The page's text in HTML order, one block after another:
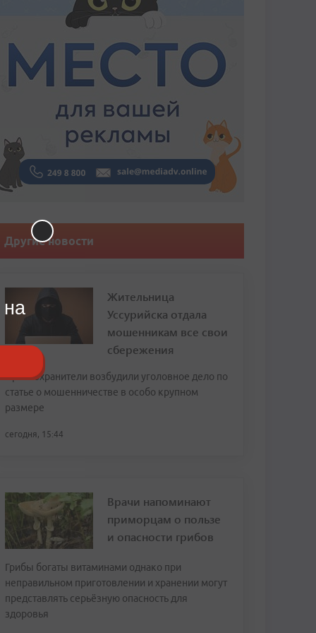
Другие новости
Жительница
Уссурийска отдала
мошенникам все свои
сбережения
Правоохранители возбудили уголовное дело по
статье о мошенничестве в особо крупном
размере
сегодня, 15:44
Врачи напоминают
приморцам о пользе
и опасности грибов
Грибы богаты витаминами однако при
неправильном приготовлении и хранении могут
представлять серьёзную опасность для
здоровья